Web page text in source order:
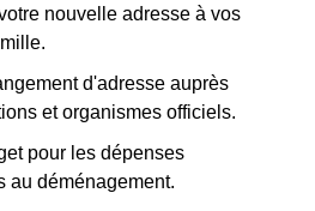
nouvelle adresse à vos
d'adresse auprès
et organismes officiels.
pour les dépenses
au déménagement.